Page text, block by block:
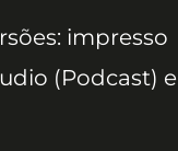
impresso
(Podcast) e